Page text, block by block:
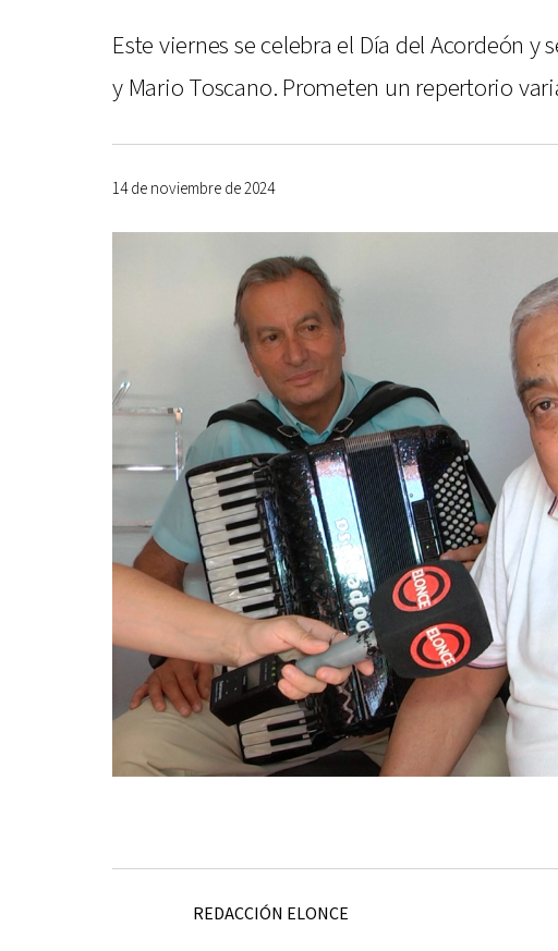
Este viernes se celebra el Día del Acordeón
y Mario Toscano. Prometen un repertorio
14 de noviembre de 2024
REDACCIÓN ELONCE